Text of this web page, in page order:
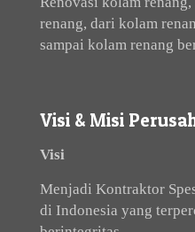
renang, dari kolam
sampai kolam renang
Visi & Misi
Visi
Menjadi Kontraktor
di Indonesia yang